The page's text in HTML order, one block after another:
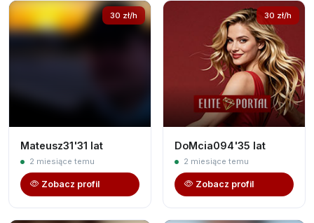
30 zł/h
Mateusz31'31 lat
2 miesiące temu
Zobacz profil
30 zł/h
DoMcia094'35 lat
2 miesiące temu
Zobacz profil